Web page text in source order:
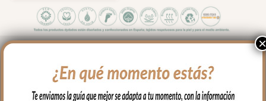
circular en tejido pelo estampado.
Lazos de raso estampados en liso a juego
×